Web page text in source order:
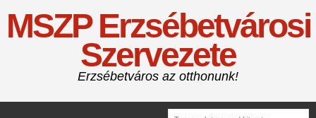
MSZP Erzsébetvárosi
Szervezete
Erzsébetváros az otthonunk!